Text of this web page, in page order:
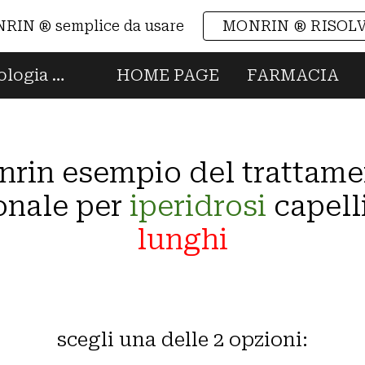
to main content Skip to
® semplice da usare MONRIN ®
MONRIN ® head spa e tricologia professionale Made in Italy HOME PAGE FARMACIA
esempio del
per iperidrosi
lunghi
scegli una delle 2 opzioni: